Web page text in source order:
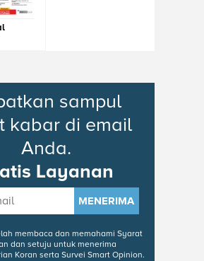
sampul
kabar di email
Anda.
Layanan
MENERIMA
membaca dan memahami Syarat
dan setuju untuk menerima
Koran serta Survei Smart Opinion.